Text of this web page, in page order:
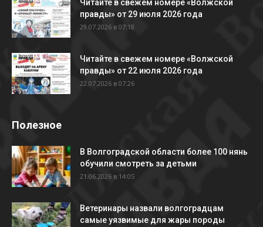
Читайте в свежем номере «Волжской
правды» от 29 июля 2026 года
29.07.2026 в 07:18
Читайте в свежем номере «Волжской
правды» от 22 июля 2026 года
22.07.2026 в 07:26
Полезное
В Волгоградской области более 100 нянь
обучили смотреть за детьми
21.06.2026 в 14:05
Ветеринары назвали волгоградцам
самые уязвимые для жары породы